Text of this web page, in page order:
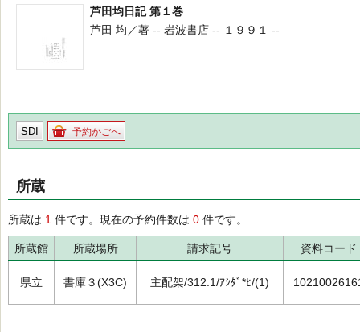
芦田均日記 第１巻
芦田 均／著 -- 岩波書店 -- １９９１ --
SDI 予約かごへ
所蔵
所蔵は 1 件です。現在の予約件数は 0 件です。
所蔵館 所蔵場所 請求記号 資料コード
県立 書庫３(X3C) 主配架/312.1/ｱｼﾀﾞ*ﾋ/(1)